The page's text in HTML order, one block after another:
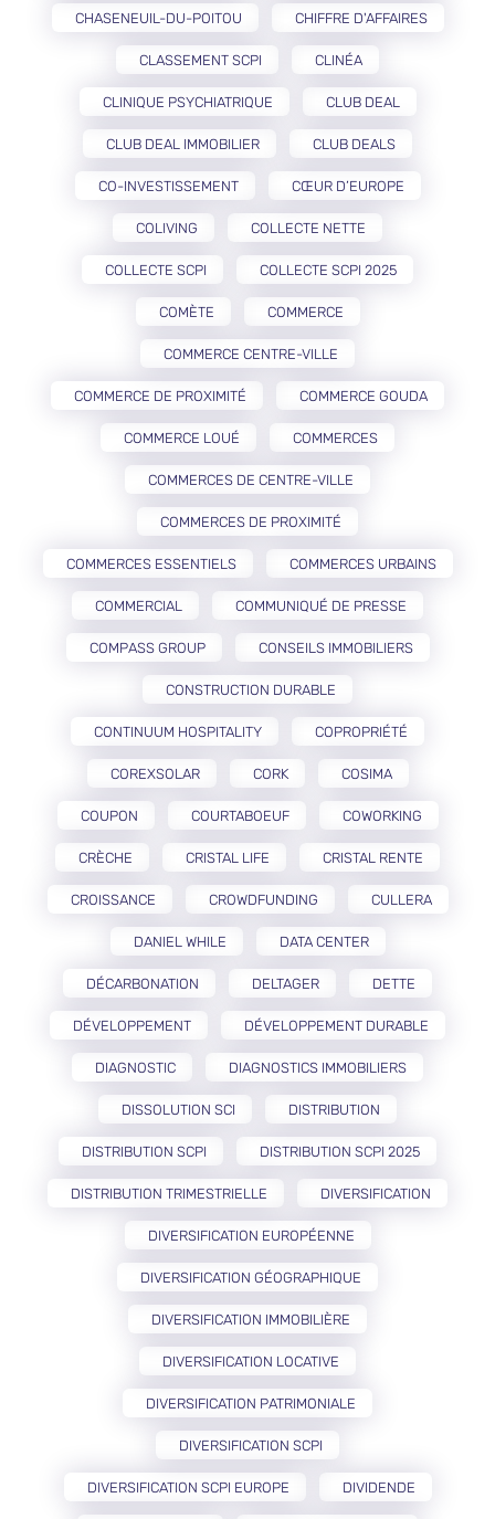
CHASENEUIL-DU-POITOU CHIFFRE D'AFFAIRES
CLASSEMENT SCPI CLINÉA
CLINIQUE PSYCHIATRIQUE CLUB DEAL
CLUB DEAL IMMOBILIER CLUB DEALS
CO-INVESTISSEMENT CŒUR D’EUROPE
COLIVING COLLECTE NETTE
COLLECTE SCPI COLLECTE SCPI 2025
COMÈTE COMMERCE
COMMERCE CENTRE-VILLE
COMMERCE DE PROXIMITÉ COMMERCE GOUDA
COMMERCE LOUÉ COMMERCES
COMMERCES DE CENTRE-VILLE
COMMERCES DE PROXIMITÉ
COMMERCES ESSENTIELS COMMERCES URBAINS
COMMERCIAL COMMUNIQUÉ DE PRESSE
COMPASS GROUP CONSEILS IMMOBILIERS
CONSTRUCTION DURABLE
CONTINUUM HOSPITALITY COPROPRIÉTÉ
COREXSOLAR CORK COSIMA
COUPON COURTABOEUF COWORKING
CRÈCHE CRISTAL LIFE CRISTAL RENTE
CROISSANCE CROWDFUNDING CULLERA
DANIEL WHILE DATA CENTER
DÉCARBONATION DELTAGER DETTE
DÉVELOPPEMENT DÉVELOPPEMENT DURABLE
DIAGNOSTIC DIAGNOSTICS IMMOBILIERS
DISSOLUTION SCI DISTRIBUTION
DISTRIBUTION SCPI DISTRIBUTION SCPI 2025
DISTRIBUTION TRIMESTRIELLE DIVERSIFICATION
DIVERSIFICATION EUROPÉENNE
DIVERSIFICATION GÉOGRAPHIQUE
DIVERSIFICATION IMMOBILIÈRE
DIVERSIFICATION LOCATIVE
DIVERSIFICATION PATRIMONIALE
DIVERSIFICATION SCPI
DIVERSIFICATION SCPI EUROPE DIVIDENDE